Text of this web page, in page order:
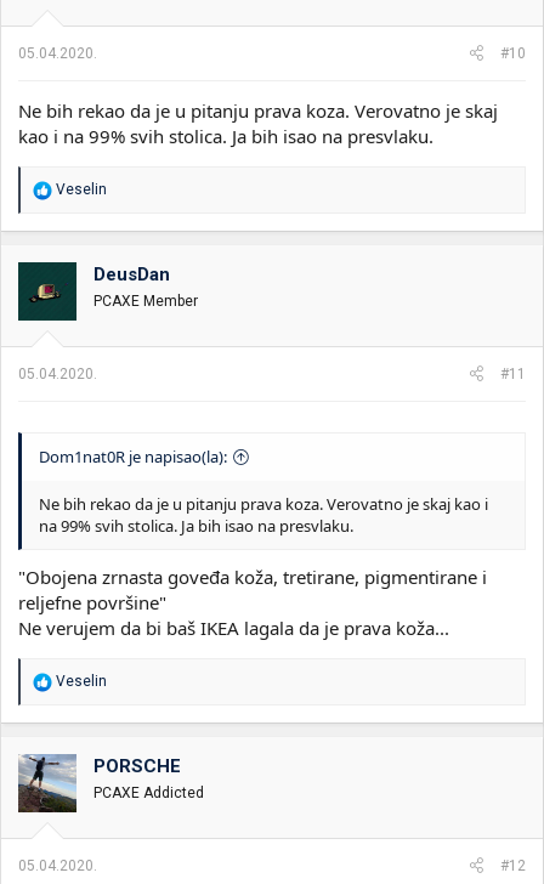
05.04.2020. #10
Ne bih rekao da je u pitanju prava koza. Verovatno je skaj
kao i na 99% svih stolica. Ja bih isao na presvlaku.
R
o
a
n
:
Veselin
DeusDan
PCAXE Member
05.04.2020. #11
Dom1nat0R je napisao(la):
Ne bih rekao da je u pitanju prava koza. Verovatno je skaj kao i
na 99% svih stolica. Ja bih isao na presvlaku.
"Obojena zrnasta goveđa koža, tretirane, pigmentirane i
reljefne površine"
Ne verujem da bi baš IKEA lagala da je prava koža...
R
o
v
a
n
:
Veselin
PORSCHE
PCAXE Addicted
05.04.2020. #12